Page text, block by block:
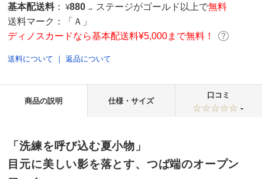
基本配送料 ： ¥880 → ステージがゴールド以上で無料
送料マーク：
「Ａ」
ディノスカードなら基本配送料¥5,000まで無料！
送料について ｜返品について
商品の説明 仕様・サイズ
口コミ
-
「洗練を呼び込む夏小物」
目元に美しい影を落とす、つば端のオープン